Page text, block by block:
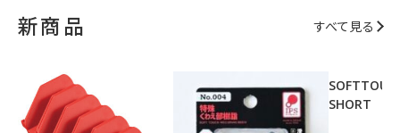
新商品 すべて見る
SHORT 【